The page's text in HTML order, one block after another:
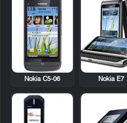
Nokia E7
Nokia C5-06